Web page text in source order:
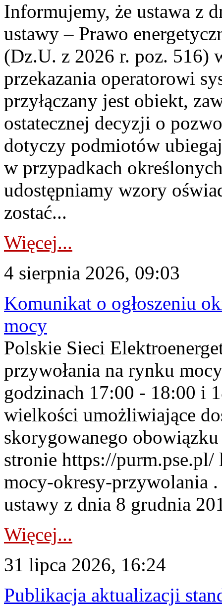
Informujemy, że ustawa z
ustawy – Prawo
(Dz.U. z 2026 r. poz. 516)
przekazania operatorowi
przyłączany jest obiekt,
ostatecznej decyzji o
dotyczy podmiotów
w przypadkach
udostępniamy wzory
zostać...
Więcej...
4 sierpnia 2026, 09:03
Komunikat o ogłoszeniu
mocy
Polskie Sieci
przywołania na rynku
godzinach 17:00 - 18:00 i
wielkości umożliwiające
skorygowanego
stronie https://
mocy-okresy-przywolania
ustawy z dnia 8 grudnia
Więcej...
31 lipca 2026, 16:24
Publikacja aktualizacji